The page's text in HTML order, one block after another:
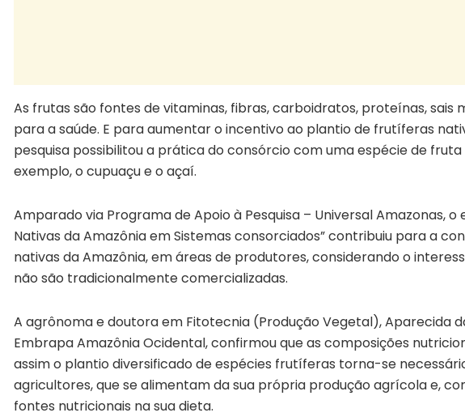
As frutas são fontes de vitaminas, fibras, carboidratos, proteínas, sais
para a saúde. E para aumentar o incentivo ao plantio de frutíferas
pesquisa possibilitou a prática do consórcio com uma espécie de
exemplo, o cupuaçu e o açaí.
Amparado via Programa de Apoio à Pesquisa – Universal Amazonas,
Nativas da Amazônia em Sistemas consorciados” contribuiu para a
nativas da Amazônia, em áreas de produtores, considerando o
não são tradicionalmente comercializadas.
A agrônoma e doutora em Fitotecnia (Produção Vegetal), Aparecida
Embrapa Amazônia Ocidental, confirmou que as composições
assim o plantio diversificado de espécies frutíferas torna-se
agricultores, que se alimentam da sua própria produção agrícola e,
fontes nutricionais na sua dieta.